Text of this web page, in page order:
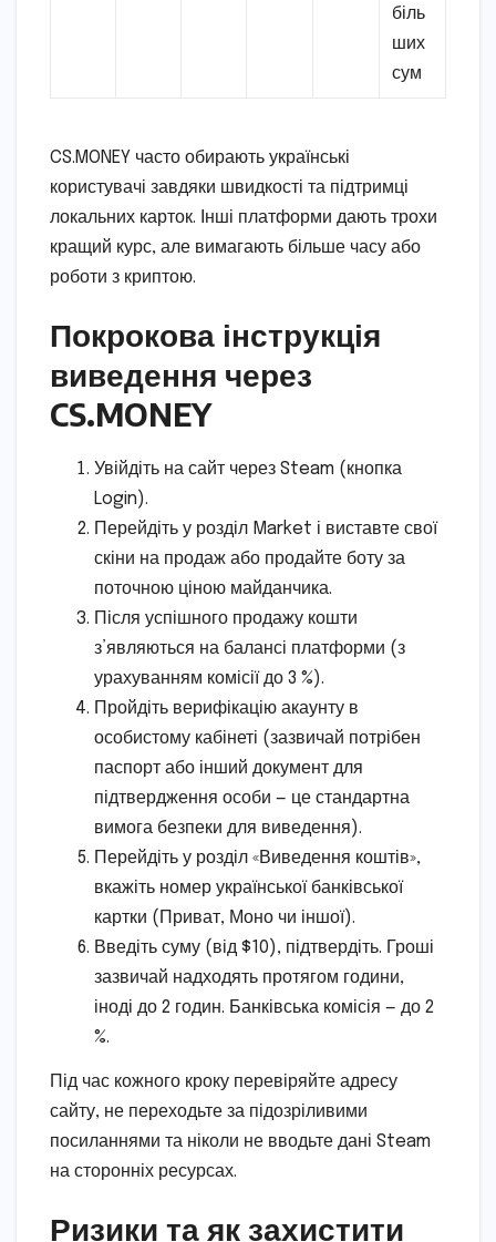
біль
ших
сум
CS.MONEY часто обирають українські
користувачі завдяки швидкості та підтримці
локальних карток. Інші платформи дають трохи
кращий курс, але вимагають більше часу або
роботи з криптою.
Покрокова інструкція
виведення через
CS.MONEY
Увійдіть на сайт через Steam (кнопка
Login).
Перейдіть у розділ Market і виставте свої
скіни на продаж або продайте боту за
поточною ціною майданчика.
Після успішного продажу кошти
з’являються на балансі платформи (з
урахуванням комісії до 3 %).
Пройдіть верифікацію акаунту в
особистому кабінеті (зазвичай потрібен
паспорт або інший документ для
підтвердження особи — це стандартна
вимога безпеки для виведення).
Перейдіть у розділ «Виведення коштів»,
вкажіть номер української банківської
картки (Приват, Моно чи іншої).
Введіть суму (від $10), підтвердіть. Гроші
зазвичай надходять протягом години,
іноді до 2 годин. Банківська комісія — до 2
%.
Під час кожного кроку перевіряйте адресу
сайту, не переходьте за підозріливими
посиланнями та ніколи не вводьте дані Steam
на сторонніх ресурсах.
Ризики та як захистити